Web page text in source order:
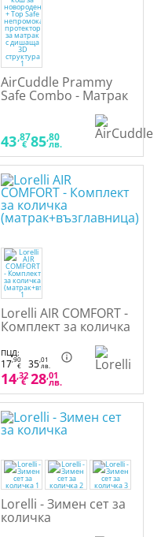
AirCuddle Prammy
Safe Combo - Матрак
новородено + Top
Safe непромокаем
протектор за матрак
с дишаща 3D
структура
43,87
€ 85,80
лв.
Lorelli AIR COMFORT -
Комплект за количка
ПЦД:
17,90
€ 35,01
лв.
14,32
€ 28,01
лв.
Lorelli - Зимен сет за
количка